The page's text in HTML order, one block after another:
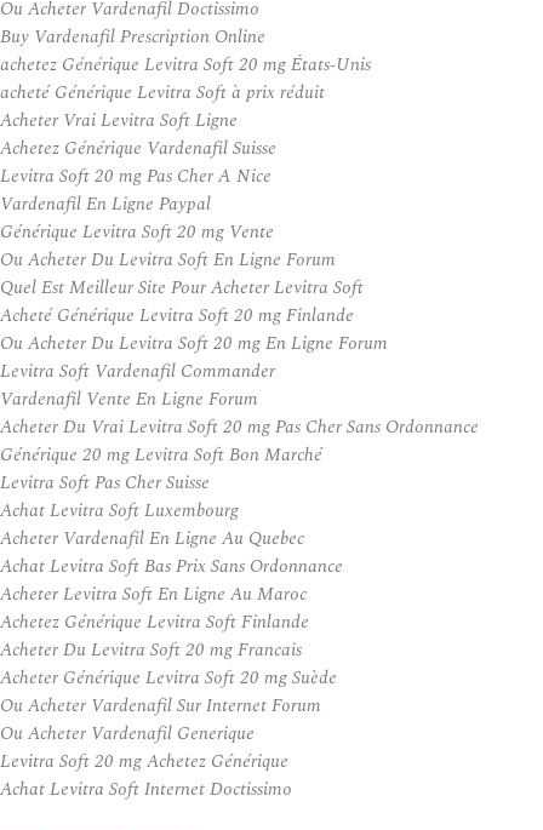
Ou Acheter Vardenafil Doctissimo
Buy Vardenafil Prescription Online
achetez Générique Levitra Soft 20 mg États-Unis
acheté Générique Levitra Soft à prix réduit
Acheter Vrai Levitra Soft Ligne
Achetez Générique Vardenafil Suisse
Levitra Soft 20 mg Pas Cher A Nice
Vardenafil En Ligne Paypal
Générique Levitra Soft 20 mg Vente
Ou Acheter Du Levitra Soft En Ligne Forum
Quel Est Meilleur Site Pour Acheter Levitra Soft
Acheté Générique Levitra Soft 20 mg Finlande
Ou Acheter Du Levitra Soft 20 mg En Ligne Forum
Levitra Soft Vardenafil Commander
Vardenafil Vente En Ligne Forum
Acheter Du Vrai Levitra Soft 20 mg Pas Cher Sans Ordonnance
Générique 20 mg Levitra Soft Bon Marché
Levitra Soft Pas Cher Suisse
Achat Levitra Soft Luxembourg
Acheter Vardenafil En Ligne Au Quebec
Achat Levitra Soft Bas Prix Sans Ordonnance
Acheter Levitra Soft En Ligne Au Maroc
Achetez Générique Levitra Soft Finlande
Acheter Du Levitra Soft 20 mg Francais
Acheter Générique Levitra Soft 20 mg Suède
Ou Acheter Vardenafil Sur Internet Forum
Ou Acheter Vardenafil Generique
Levitra Soft 20 mg Achetez Générique
Achat Levitra Soft Internet Doctissimo